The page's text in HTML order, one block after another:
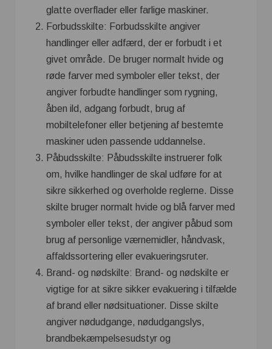
glatte overflader eller farlige maskiner.
Forbudsskilte: Forbudsskilte angiver
handlinger eller adfærd, der er forbudt i et
givet område. De bruger normalt hvide og
røde farver med symboler eller tekst, der
angiver forbudte handlinger som rygning,
åben ild, adgang forbudt, brug af
mobiltelefoner eller betjening af bestemte
maskiner uden passende uddannelse.
Påbudsskilte: Påbudsskilte instruerer folk
om, hvilke handlinger de skal udføre for at
sikre sikkerhed og overholde reglerne. Disse
skilte bruger normalt hvide og blå farver med
symboler eller tekst, der angiver påbud som
brug af personlige værnemidler, håndvask,
affaldssortering eller evakueringsruter.
Brand- og nødskilte: Brand- og nødskilte er
vigtige for at sikre sikker evakuering i tilfælde
af brand eller nødsituationer. Disse skilte
angiver nødudgange, nødudgangslys,
brandbekæmpelsesudstyr og